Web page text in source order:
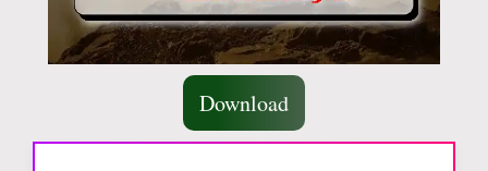
Download